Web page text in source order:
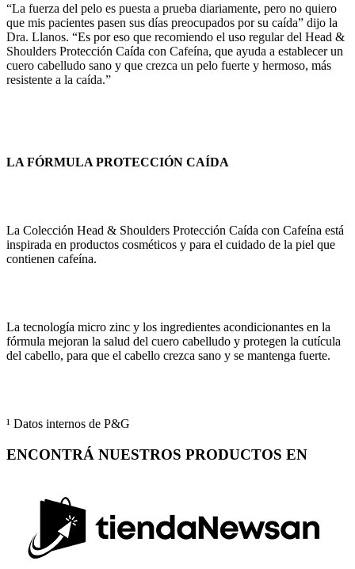
“La fuerza del pelo es puesta a prueba diariamente, pero no quiero
que mis pacientes pasen sus días preocupados por su caída” dijo la
Dra. Llanos. “Es por eso que recomiendo el uso regular del Head &
Shoulders Protección Caída con Cafeína, que ayuda a establecer un
cuero cabelludo sano y que crezca un pelo fuerte y hermoso, más
resistente a la caída.”
LA FÓRMULA PROTECCIÓN CAÍDA
La Colección Head & Shoulders Protección Caída con Cafeína está
inspirada en productos cosméticos y para el cuidado de la piel que
contienen cafeína.
La tecnología micro zinc y los ingredientes acondicionantes en la
fórmula mejoran la salud del cuero cabelludo y protegen la cutícula
del cabello, para que el cabello crezca sano y se mantenga fuerte.
¹ Datos internos de P&G
ENCONTRÁ NUESTROS PRODUCTOS EN